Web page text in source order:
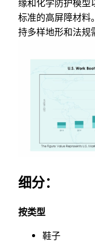
缘和化学防护模型
标准的高屏障材料
持多样地形和法规
细分：
按类型
鞋子